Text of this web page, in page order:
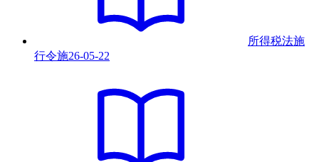
所得税法施
行令施26-05-22